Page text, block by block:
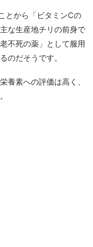
とから「ビタミンCの
な生産地チリの前身で
不死の薬」として服用
のだそうです。
養素への評価は高く、